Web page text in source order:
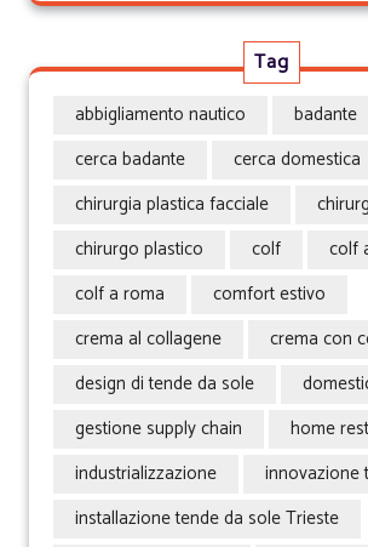
Tag
abbigliamento nautico
badante
cerca badante
cerca domestica
chirurgia plastica facciale
chirurgo plastico
colf
colf
colf a roma
comfort estivo
crema al collagene
crema con
design di tende da sole
gestione supply chain
home
industrializzazione
innovazione
installazione tende da sole Trieste